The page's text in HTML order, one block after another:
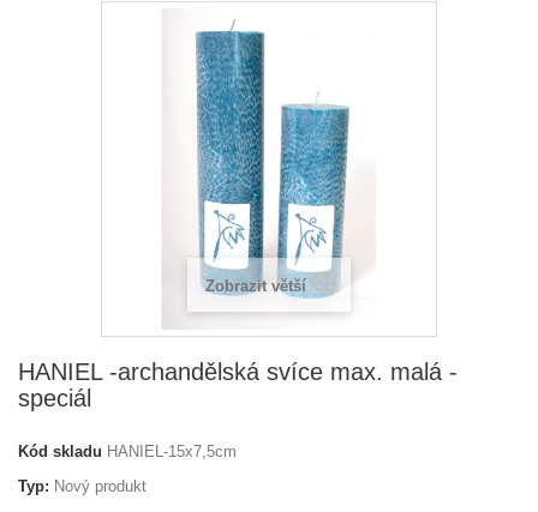
Zobrazit větší
HANIEL -archandělská svíce max. malá -
speciál
Kód skladu HANIEL-15x7,5cm
Typ: Nový produkt